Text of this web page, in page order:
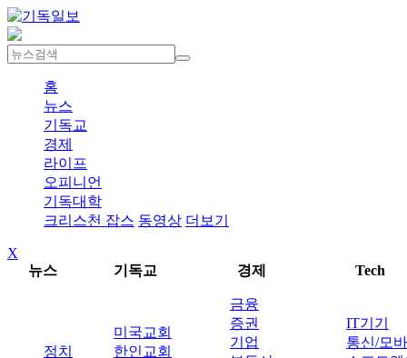
홈
뉴스
기독교
경제
라이프
오피니언
기독대학
크리스천 잡스 동영상 더보기
X
뉴스
기독교 경제 Tech
정치
미국교회
한인교회
금융
증권
기업
IT기기
통신/모